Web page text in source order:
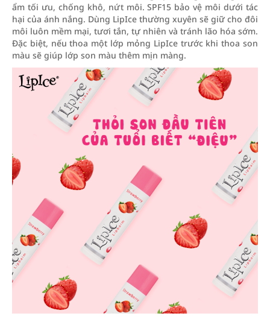
ẩm tối ưu, chống khô, nứt môi. SPF15 bảo vệ môi dưới tác
hại của ánh nắng. Dùng LipIce thường xuyên sẽ giữ cho đôi
môi luôn mềm mại, tươi tắn, tự nhiên và tránh lão hóa sớm.
Đặc biệt, nếu thoa một lớp mỏng LipIce trước khi thoa son
màu sẽ giúp lớp son màu thêm mịn màng.